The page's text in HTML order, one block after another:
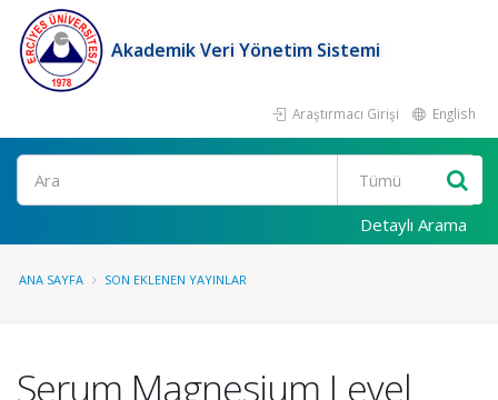
Akademik Veri Yönetim Sistemi
Araştırmacı Girişi English
Ara
Detaylı Arama
ANA SAYFA SON EKLENEN YAYINLAR
Serum Magnesium Level